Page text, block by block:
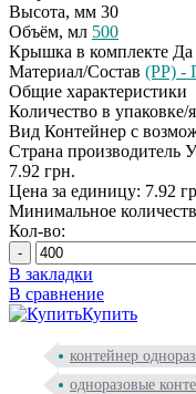
Высота, мм 30
Объём, мл 500
Крышка в комплекте Да
Материал/Состав (PP) -
Общие характеристики
Количество в
Вид Контейнер с
Страна производитель
7.92 грн.
Цена за единицу: 7.92
Минимальное
Кол-во:
-
В закладки
В сравнение
Купить
контейнер
одноразовые